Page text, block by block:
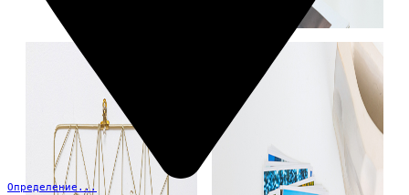
Определение...